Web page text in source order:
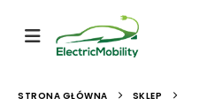
STRONA GŁÓWNA
SKLEP